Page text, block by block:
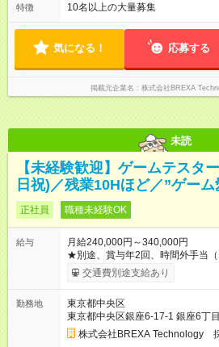
特徴 10名以上の大量募集
気になる！ 応募する
掲載元企業名 株式会社BREXA
未読
【未経験歓迎】ゲームテスタ
日祝)／残業10Hほど／”ゲー
正社員 職種未経験OK
給与
月給240,000円～340,000円
★別途、賞与年2回、時間外手当
族、赴任等）が支給されます。 ★
考慮し、話し合いの上で決定します。 【試用期間】試用
す。
交通費別途支給あり
勤務地
東京都中央区
東京都中央区銀座6-17-1 銀座6丁
株式会社BREXA Technology